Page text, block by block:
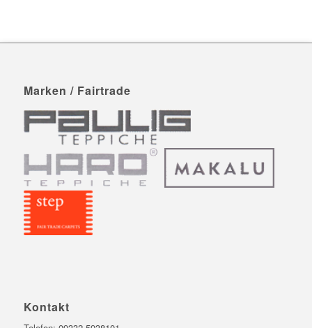
Marken / Fairtrade
Kontakt